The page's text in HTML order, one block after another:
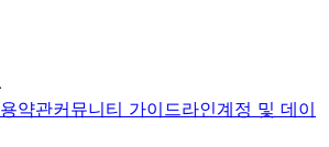
약관커뮤니티 가이드라인계정 및 데이